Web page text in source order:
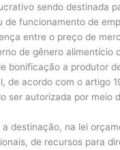
sendo destinada
de funcionamento de
entre o preço de
de gênero alimentício
bonificação a produtor
de acordo com o artigo
ser autorizada por meio
a destinação, na lei
de recursos para